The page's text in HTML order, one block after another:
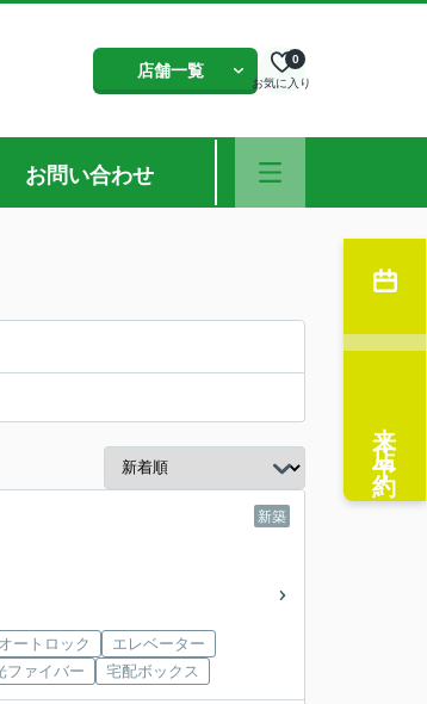
店舗一覧
お気に入り
0
お問い合わせ
新築
オートロック
エレベーター
ファイバー 宅配ボックス
来店予約